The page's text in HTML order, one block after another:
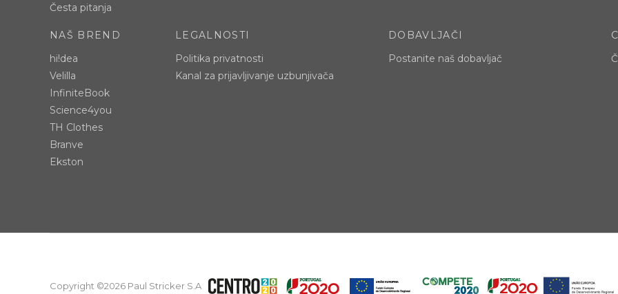
Česta pitanja
NAŠ BREND
hi!dea
Velilla
InfiniteBook
Science4you
TH Clothes
Branve
Ekston
LEGALNOSTI
Politika privatnosti
Kanal za prijavljivanje uzbunjivača
DOBAVLJAČI
Postanite naš dobavljač
Copyright ©2026 Paul Stricker S.A